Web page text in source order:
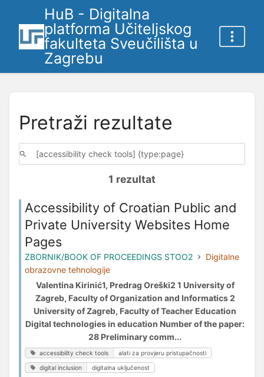
HuB - Digitalna
platforma Učiteljskog
fakulteta Sveučilišta u
Zagrebu
Pretraži rezultate
1 rezultat
Accessibility of Croatian Public and
Private University Websites Home
Pages
ZBORNIK/BOOK OF PROCEEDINGS STOO2
Digitalne
obrazovne tehnologije
Valentina Kirinić1, Predrag Oreški2 1 University of
Zagreb, Faculty of Organization and Informatics 2
University of Zagreb, Faculty of Teacher Education
Digital technologies in education Number of the paper:
28 Preliminary comm...
accessibility check tools alati za provjeru pristupačnosti
digital inclusion digitalna uključenost